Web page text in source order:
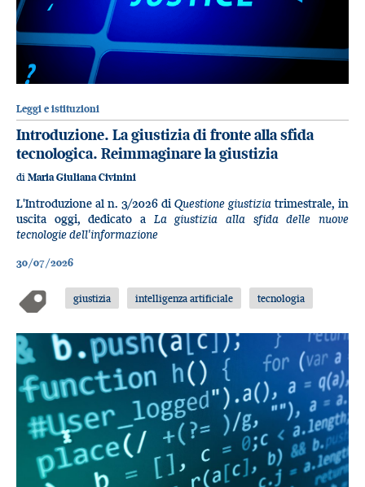
Leggi e istituzioni
Introduzione. La giustizia di fronte alla sfida
tecnologica. Reimmaginare la giustizia
di Maria Giuliana Civinini
L'Introduzione al n. 3/2026 di Questione giustizia trimestrale, in
uscita oggi, dedicato a La giustizia alla sfida delle nuove
tecnologie dell'informazione
30/07/2026
giustizia intelligenza artificiale tecnologia